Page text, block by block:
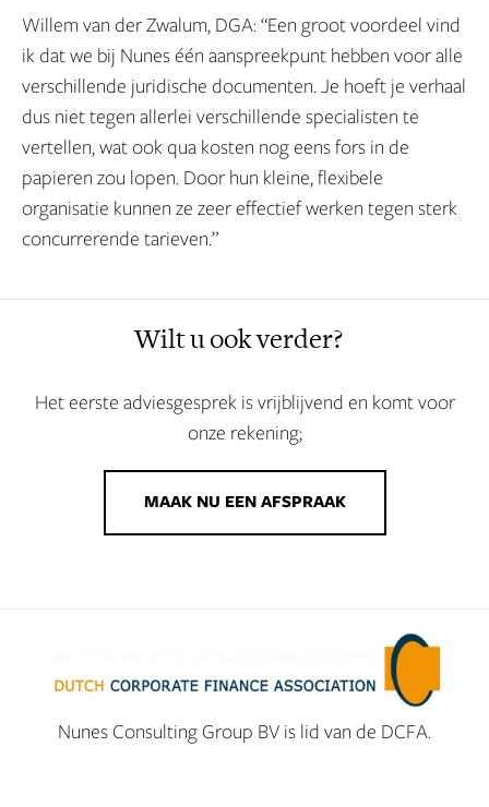
Willem van der Zwalum, DGA: “Een groot voordeel vind
ik dat we bij Nunes één aanspreekpunt hebben voor alle
verschillende juridische documenten. Je hoeft je verhaal
dus niet tegen allerlei verschillende specialisten te
vertellen, wat ook qua kosten nog eens fors in de
papieren zou lopen. Door hun kleine, flexibele
organisatie kunnen ze zeer effectief werken tegen sterk
concurrerende tarieven.”
Wilt u ook verder?
Het eerste adviesgesprek is vrijblijvend en komt voor
onze rekening;
MAAK NU EEN AFSPRAAK
Nunes Consulting Group BV is lid van de DCFA.